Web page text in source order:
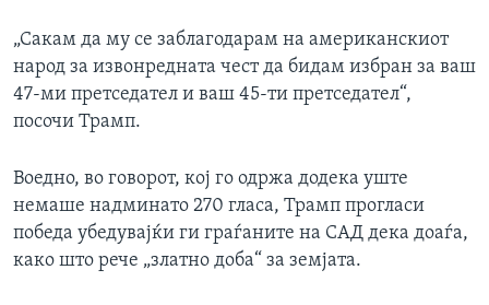
„Сакам да му се заблагодарам на американскиот
народ за извонредната чест да бидам избран за ваш
47-ми претседател и ваш 45-ти претседател“,
посочи Трамп.
Воедно, во говорот, кој го одржа додека уште
немаше надминато 270 гласа, Трамп прогласи
победа убедувајќи ги граѓаните на САД дека доаѓа,
како што рече „златно доба“ за земјата.